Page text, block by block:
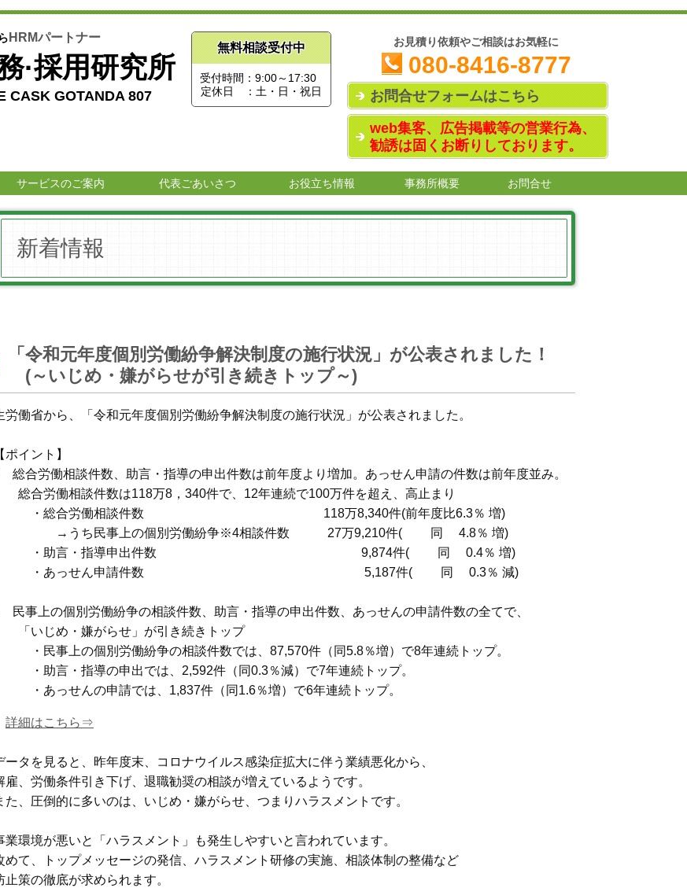
HRMパートナー
·採用研究所
CASK GOTANDA 807
無料相談受付中
受付時間：9:00～17:30
定休日 ：土・日・祝日
お見積り依頼やご相談はお気軽に
080-8416-8777
お問合せフォームはこちら
web集客、広告掲載等の営業行為、
勧誘は固くお断りしております。
サービスのご案内 代表ごあいさつ お役立ち情報 事務所概要 お問合せ
新着情報
「令和元年度個別労働紛争解決制度の施行状況」が公表されました！
(～いじめ・嫌がらせが引き続きトップ～)
労働省から、「令和元年度個別労働紛争解決制度の施行状況」が公表されました。
【ポイント】
総合労働相談件数、助言・指導の申出件数は前年度より増加。あっせん申請の件数は前年度並み。
総合労働相談件数は118万8，340件で、12年連続で100万件を超え、高止まり
・総合労働相談件数 118万8,340件(前年度比6.3％ 増)
→うち民事上の個別労働紛争※4相談件数 27万9,210件( 同 4.8％ 増)
・助言・指導申出件数 9,874件( 同 0.4％ 増)
・あっせん申請件数 5,187件( 同 0.3％ 減)
民事上の個別労働紛争の相談件数、助言・指導の申出件数、あっせんの申請件数の全てで、
「いじめ・嫌がらせ」が引き続きトップ
・民事上の個別労働紛争の相談件数では、87,570件（同5.8％増）で8年連続トップ。
・助言・指導の申出では、2,592件（同0.3％減）で7年連続トップ。
・あっせんの申請では、1,837件（同1.6％増）で6年連続トップ。
詳細はこちら⇒
ータを見ると、昨年度末、コロナウイルス感染症拡大に伴う業績悪化から、
雇、労働条件引き下げ、退職勧奨の相談が増えているようです。
た、圧倒的に多いのは、いじめ・嫌がらせ、つまりハラスメントです。
業環境が悪いと「ハラスメント」も発生しやすいと言われています。
めて、トップメッセージの発信、ハラスメント研修の実施、相談体制の整備など
止策の徹底が求められます。